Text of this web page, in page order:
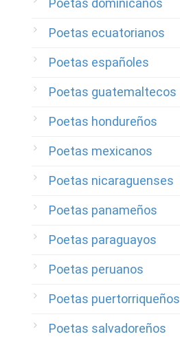
Poetas dominicanos
Poetas ecuatorianos
Poetas españoles
Poetas guatemaltecos
Poetas hondureños
Poetas mexicanos
Poetas nicaraguenses
Poetas panameños
Poetas paraguayos
Poetas peruanos
Poetas puertorriqueños
Poetas salvadoreños